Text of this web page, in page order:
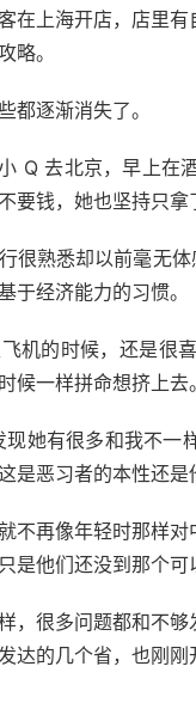
在上海开店，店里
略。
都逐渐消失了。
Q 去北京，早上在
要钱，她也坚持只拿
很熟悉却以前毫无体
于经济能力的习惯。
机的时候，还是很
候一样拼命想挤上去
现她有很多和我不一
是恶习者的本性还是
不再像年轻时那样
是他们还没到那个可
，很多问题都和不
达的几个省，也刚